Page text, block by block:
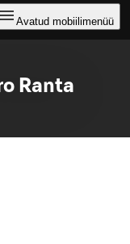
Avatud mobiilimenüü
Ranta